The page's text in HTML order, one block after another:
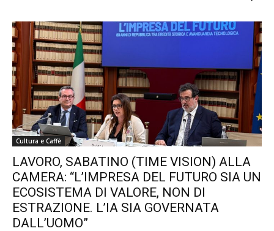
Cultura e Caffè
LAVORO, SABATINO (TIME VISION) ALLA
CAMERA: “L’IMPRESA DEL FUTURO SIA UN
ECOSISTEMA DI VALORE, NON DI
ESTRAZIONE. L’IA SIA GOVERNATA
DALL’UOMO”